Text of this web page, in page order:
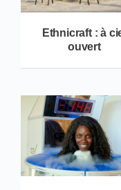
Ethnicraft : à
ouvert